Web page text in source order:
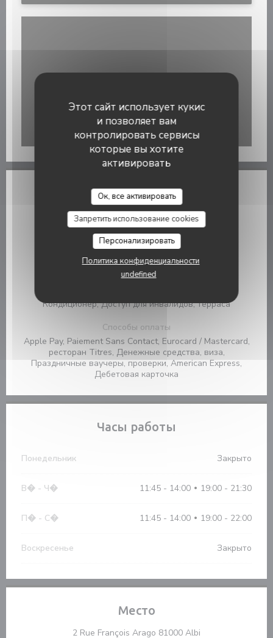
Этот сайт использует кукис
и позволяет вам
контролировать сервисы
которые вы хотите
активировать
Ок, все активировать
Запретить использование cookies
Персонализировать
Политика конфиденциальности
undefined
Waze Map Деактивирован. Позволить
Общая информация
Кухня
традиционный, свежий продукт, домашний
Тип заведения
Brasserie
Кондиционер, Доступ для инвалидов, терраса
Способы оплаты
Apple Pay, Paiement Sans Contact, Eurocard / Mastercard,
ресторан Titres, Денежные средства, виза,
Праздничные ваучеры, проверки, American Express,
Дебетовая карточка
Часы работы
Понедельник Закрыто
В� - Ч� 11:45 - 14:00 • 19:00 - 21:30
П� - С� 11:45 - 14:00 • 19:00 - 22:00
Воскресенье Закрыто
Место
2 Rue François Arago 81000 Albi
Azzurro